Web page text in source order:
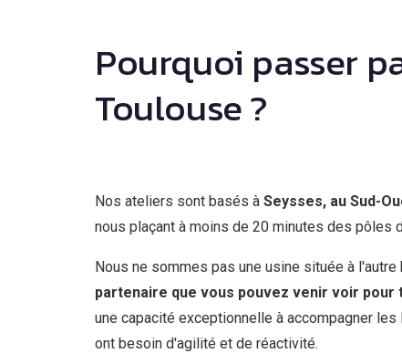
Pourquoi passer
Toulouse ?
Nos ateliers sont basés à Seysses, au Sud-
nous plaçant à moins de 20 minutes des pôles
Nous ne sommes pas une usine située à
partenaire que vous pouvez venir voir pour
une capacité exceptionnelle à accompagner
ont besoin d'agilité et de réactivité.